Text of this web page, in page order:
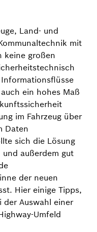
Land- und
mit
keine großen
ein hohes Maß
im Fahrzeug über
Daten
sich die Lösung
außerdem gut
der neuen
Hier einige Tipps,
der Auswahl einer
Umfeld